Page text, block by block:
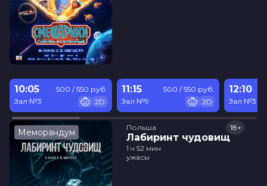
10:05
Зал №3
500 / 550 руб.
2D
11:15
Зал №9
500 / 550 руб.
2D
12:10
Зал №3
Меморандум Польша
Лабиринт чудовищ
18+
1 ч 52 мин
ужасы